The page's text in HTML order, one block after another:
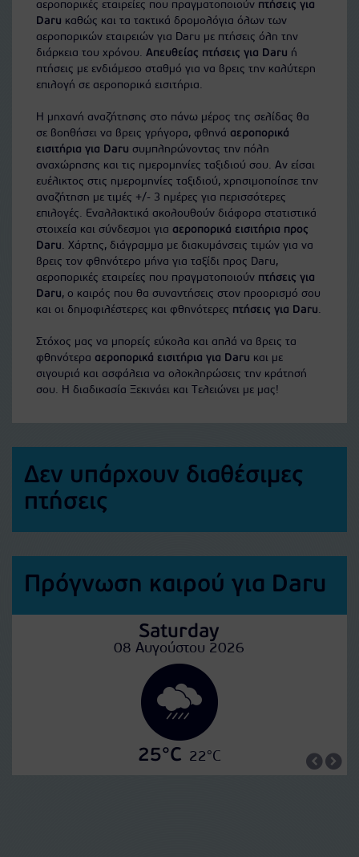
αεροπορικές εταιρείες που πραγματοποιούν πτήσεις για
Daru καθώς και τα τακτικά δρομολόγια όλων των
αεροπορικών εταιρειών για Daru με πτήσεις όλη την
διάρκεια του χρόνου. Απευθείας πτήσεις για Daru ή
πτήσεις με ενδιάμεσο σταθμό για να βρεις την καλύτερη
επιλογή σε αεροπορικά εισιτήρια.
Η μηχανή αναζήτησης στο πάνω μέρος της σελίδας θα
σε βοηθήσει να βρεις γρήγορα, φθηνά αεροπορικά
εισιτήρια για Daru συμπληρώνοντας την πόλη
αναχώρησης και τις ημερομηνίες ταξιδιού σου. Αν είσαι
ευέλικτος στις ημερομηνίες ταξιδιού, χρησιμοποίησε την
αναζήτηση με τιμές +/- 3 ημέρες για περισσότερες
επιλογές. Εναλλακτικά ακολουθούν διάφορα στατιστικά
στοιχεία και σύνδεσμοι για αεροπορικά εισιτήρια προς
Daru. Χάρτης, διάγραμμα με διακυμάνσεις τιμών για να
βρεις τον φθηνότερο μήνα για ταξίδι προς Daru,
αεροπορικές εταιρείες που πραγματοποιούν πτήσεις για
Daru, ο καιρός που θα συναντήσεις στον προορισμό σου
και οι δημοφιλέστερες και φθηνότερες πτήσεις για Daru.
Στόχος μας να μπορείς εύκολα και απλά να βρεις τα
φθηνότερα αεροπορικά εισιτήρια για Daru και με
σιγουριά και ασφάλεια να ολοκληρώσεις την κράτησή
σου. Η διαδικασία Ξεκινάει και Τελειώνει με μας!
Δεν υπάρχουν διαθέσιμες
πτήσεις
Πρόγνωση καιρού για Daru
Saturday
08 Αυγούστου 2026
25°C 22°C